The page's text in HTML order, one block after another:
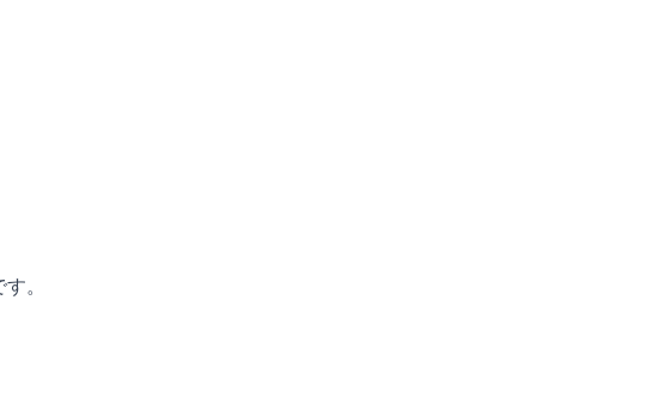
。